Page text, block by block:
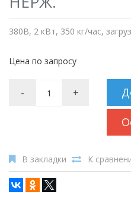
380В, 2 кВт, 350 кг/час,
Цена по запросу
- +
В закладки К